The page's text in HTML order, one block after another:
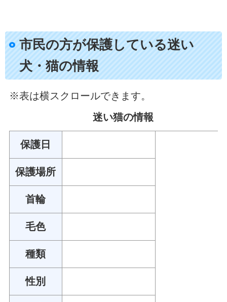
市民の方が保護している迷い
犬・猫の情報
※表は横スクロールできます。
迷い猫の情報
保護日
保護場所
首輪
毛色
種類
性別